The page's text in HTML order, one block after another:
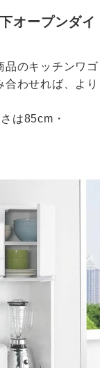
オープンダイ
品のキッチンワゴ
わせれば、より
は85cm・